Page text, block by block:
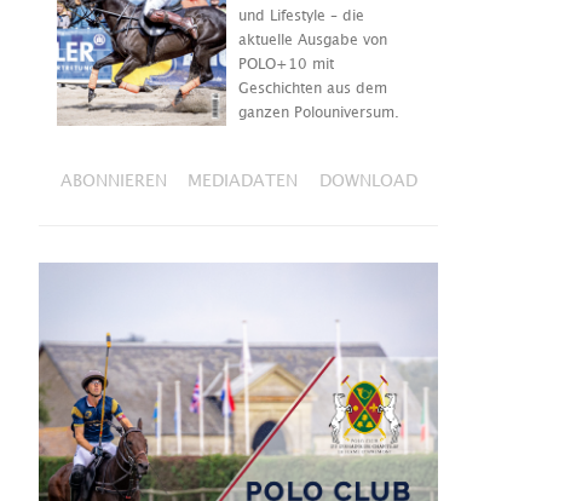
und Lifestyle – die
aktuelle Ausgabe von
POLO+10 mit
Geschichten aus dem
ganzen Polouniversum.
ABONNIEREN MEDIADATEN DOWNLOAD